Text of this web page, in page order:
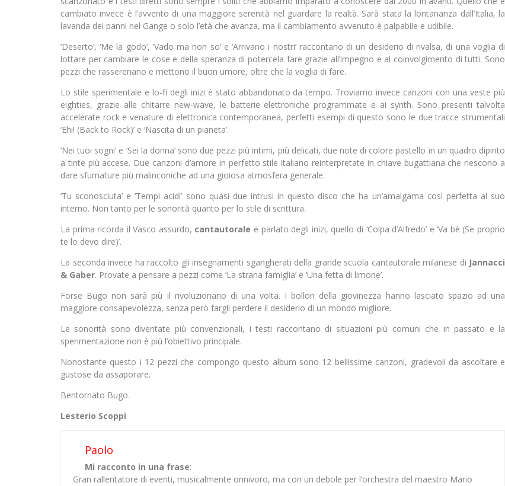
cambiato invece è l’avvento di una maggiore serenità nel guardare la realtà. Sarà stata la lontananza dall’Italia, la
lavanda dei panni nel Gange o solo l’età che avanza, ma il cambiamento avvenuto è palpabile e udibile.
‘Deserto’, ‘Me la godo’, ‘Vado ma non so’ e ‘Arrivano i nostri’ raccontano di un desiderio di rivalsa, di una voglia di
lottare per cambiare le cose e della speranza di potercela fare grazie all’impegno e al coinvolgimento di tutti. Sono
pezzi che rasserenano e mettono il buon umore, oltre che la voglia di fare.
Lo stile sperimentale e lo-fi degli inizi è stato abbandonato da tempo. Troviamo invece canzoni con una veste più
eighties, grazie alle chitarre new-wave, le batterie elettroniche programmate e ai synth. Sono presenti talvolta
accelerate rock e venature di elettronica contemporanea, perfetti esempi di questo sono le due tracce strumentali
‘Ehi! (Back to Rock)’ e ‘Nascita di un pianeta’.
‘Nei tuoi sogni’ e ‘Sei la donna’ sono due pezzi più intimi, più delicati, due note di colore pastello in un quadro dipinto
a tinte più accese. Due canzoni d’amore in perfetto stile italiano reinterpretate in chiave bugattiana che riescono a
dare sfumature più malinconiche ad una gioiosa atmosfera generale.
‘Tu sconosciuta’ e ‘Tempi acidi’ sono quasi due intrusi in questo disco che ha un’amalgama così perfetta al suo
interno. Non tanto per le sonorità quanto per lo stile di scrittura.
La prima ricorda il Vasco assurdo, cantautorale e parlato degli inizi, quello di ‘Colpa d’Alfredo’ e ‘Va bè (Se proprio
te lo devo dire)’.
La seconda invece ha raccolto gli insegnamenti sgangherati della grande scuola cantautorale milanese di Jannacci
& Gaber. Provate a pensare a pezzi come ‘La strana famiglia’ e ‘Una fetta di limone’.
Forse Bugo non sarà più il rivoluzionario di una volta. I bollori della giovinezza hanno lasciato spazio ad una
maggiore consapevolezza, senza però fargli perdere il desiderio di un mondo migliore.
Le sonorità sono diventate più convenzionali, i testi raccontano di situazioni più comuni che in passato e la
sperimentazione non è più l’obiettivo principale.
Nonostante questo i 12 pezzi che compongo questo album sono 12 bellissime canzoni, gradevoli da ascoltare e
gustose da assaporare.
Bentornato Bugo.
Lesterio Scoppi
Paolo
Mi racconto in una frase:
Gran rallentatore di eventi, musicalmente onnivoro, ma con un debole per l’orchestra del maestro Mario